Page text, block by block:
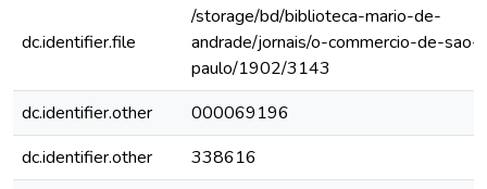
dc.identifier.file
/storage/bd/biblioteca-mario-de-
andrade/jornais/o-commercio-de-sao-
paulo/1902/3143
dc.identifier.other
000069196
dc.identifier.other
338616